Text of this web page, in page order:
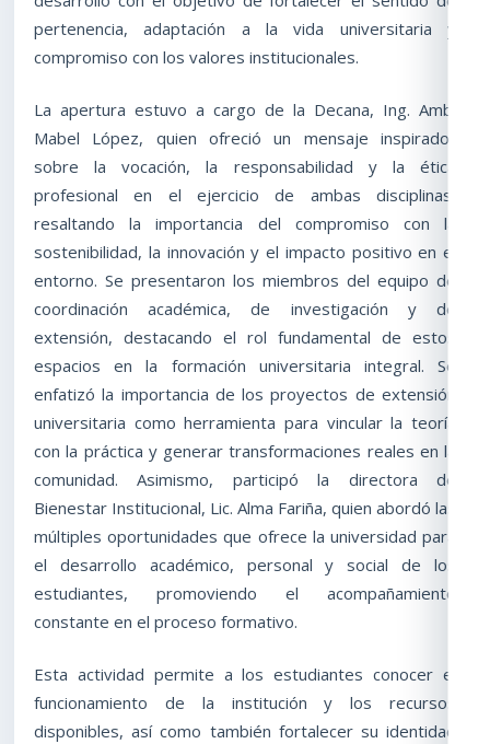
pertenencia, adaptación a la vida universitaria y
compromiso con los valores institucionales.
La apertura estuvo a cargo de la Decana, Ing. Amb.
Mabel López, quien ofreció un mensaje inspirador
sobre la vocación, la responsabilidad y la ética
profesional en el ejercicio de ambas disciplinas,
resaltando la importancia del compromiso con la
sostenibilidad, la innovación y el impacto positivo en el
entorno. Se presentaron los miembros del equipo de
coordinación académica, de investigación y de
extensión, destacando el rol fundamental de estos
espacios en la formación universitaria integral. Se
enfatizó la importancia de los proyectos de extensión
universitaria como herramienta para vincular la teoría
con la práctica y generar transformaciones reales en la
comunidad. Asimismo, participó la directora de
Bienestar Institucional, Lic. Alma Fariña, quien abordó las
múltiples oportunidades que ofrece la universidad para
el desarrollo académico, personal y social de los
estudiantes, promoviendo el acompañamiento
constante en el proceso formativo.
Esta actividad permite a los estudiantes conocer el
funcionamiento de la institución y los recursos
disponibles, así como también fortalecer su identidad